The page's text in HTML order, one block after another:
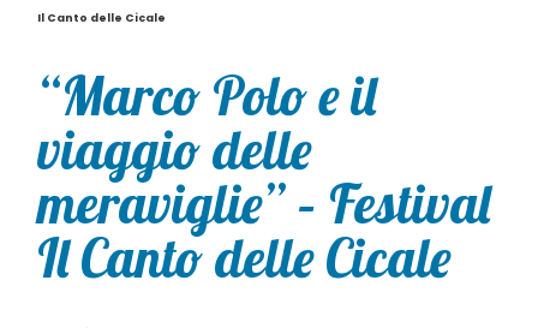
Il Canto delle Cicale
“Marco Polo e il
viaggio delle
meraviglie” – Festival
Il Canto delle Cicale